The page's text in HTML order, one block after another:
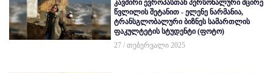
კავშირი ევროპასთან პერსონალური მცირე
წვლილის შეტანით - ელენე ნარმანია,
ტრანსგლობალური ბიზნეს სამართლის
ფაკულტეტის სტუდენტი (ფოტო)
27 / თებერვალი 2025